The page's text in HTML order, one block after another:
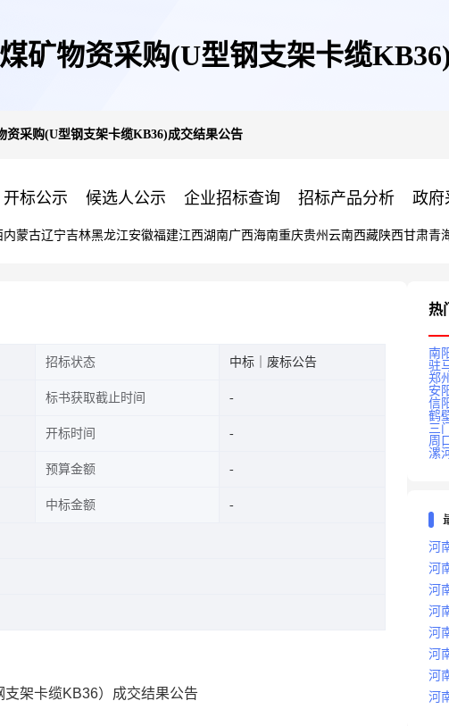
矿物资采购(U型钢支架卡缆
资采购(U型钢支架卡缆KB36)成交结果公告
开标公示 候选人公示 企业招标查询 招标产品分析 政府
内蒙古辽宁吉林黑龙江安徽福建江西湖南广西海南重庆贵州 云南西藏陕西甘肃青
招标状态 中标｜废标公告
标书获取截止时间
开标时间
预算金额
中标金额
架卡缆KB36）成交结果公告
热
南
驻
郑
安
信
鹤
三
周
漯
河
河
标
河
标
河
河
河
标
河
河